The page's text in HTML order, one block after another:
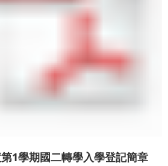
1學期國二轉學入學登記簡章